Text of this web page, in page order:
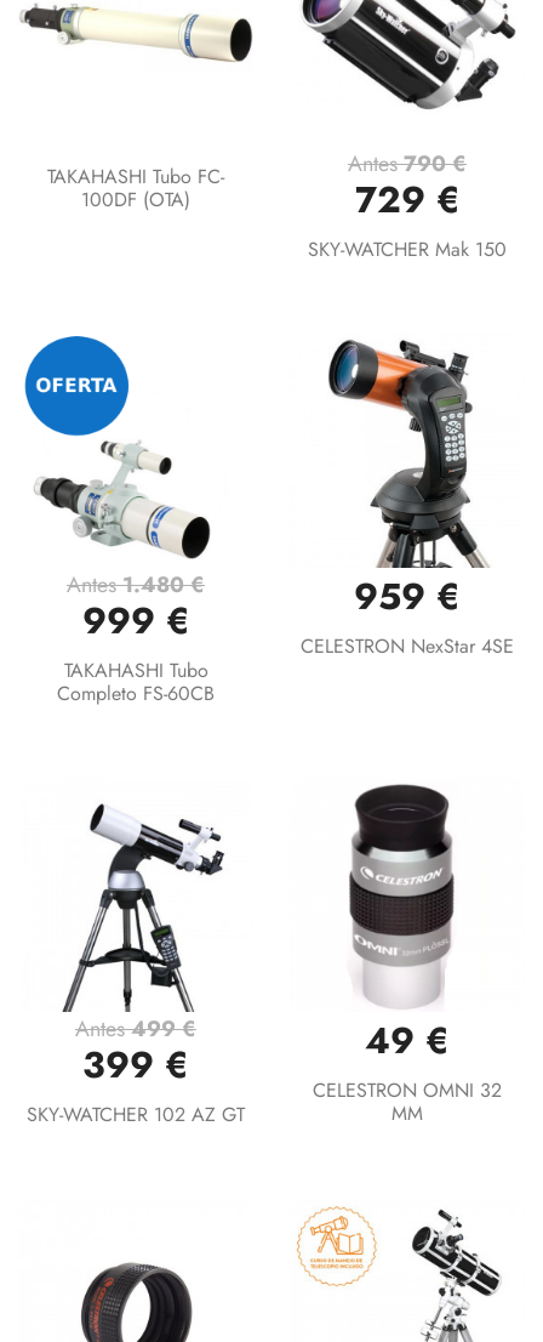
TAKAHASHI Tubo FC-
100DF (OTA)
Antes790 €
729 €
SKY-WATCHER Mak 150
Antes1.480 €
999 €
TAKAHASHI Tubo
Completo FS-60CB
959 €
CELESTRON NexStar 4SE
Antes499 €
399 €
SKY-WATCHER 102 AZ GT
49 €
CELESTRON OMNI 32
MM